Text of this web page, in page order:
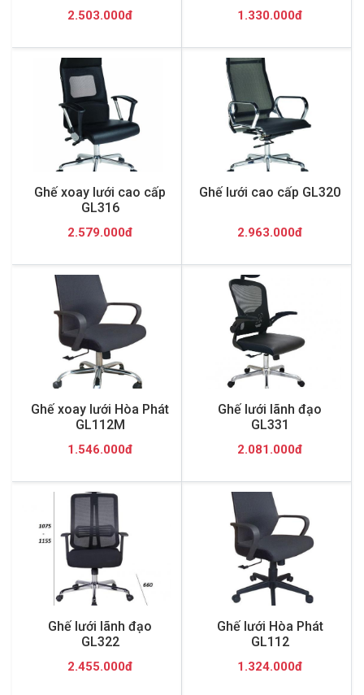
2.503.000đ 1.330.000đ
Ghế xoay lưới cao cấp
GL316
2.579.000đ
Ghế lưới cao cấp GL320
2.963.000đ
Ghế xoay lưới Hòa Phát
GL112M
1.546.000đ
Ghế lưới lãnh đạo
GL331
2.081.000đ
Ghế lưới lãnh đạo
GL322
2.455.000đ
Ghế lưới Hòa Phát
GL112
1.324.000đ